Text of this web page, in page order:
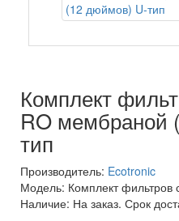
Комплект
RO мембраной
тип
Производитель: Ecotronic
Модель: Комплект
Наличие: На заказ. Срок